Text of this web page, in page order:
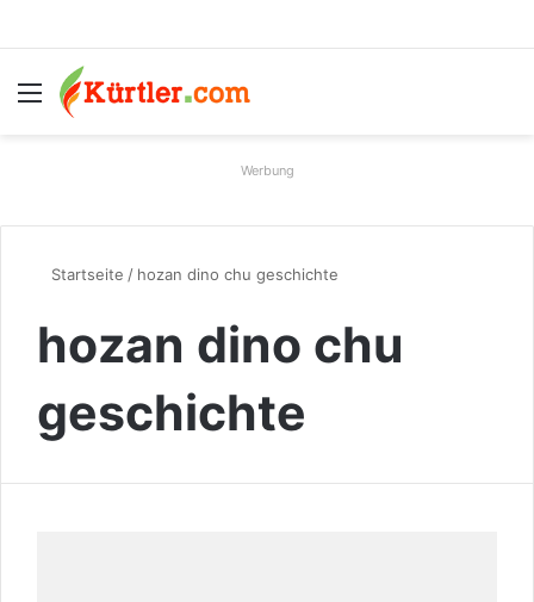
Menü
Werbung
Startseite / hozan dino chu geschichte
hozan dino chu
geschichte